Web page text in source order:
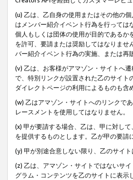
(u) 乙は、乙自身の使用またはその他の
はメンバー紹介イベント行為を行って
個人もしくは団体の使用が目的である
を許可、要請または奨励してはなりま
バー紹介イベント行為の実施、または
(v) 乙は、お客様がアマゾン・サイトへ
で、特別リンクが設置された乙のサイト
ダイレクトページの利用によるものも
(w) 乙はアマゾン・サイトへのリンクで
レースメントを使用してはなりません。
(x) 甲が要請する場合、乙は、甲に対し
を提供するものとします。乙が甲の要
(y) 甲が別途合意しない限り、乙のサイ
(z) 乙は、アマゾン・サイトではないサ
グラム・コンテンツを乙のサイトに表